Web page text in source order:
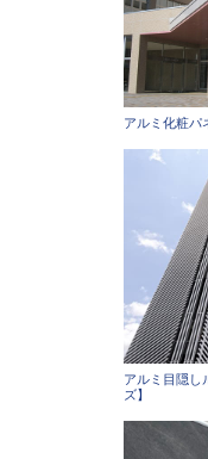
アルミ化粧パ
アルミ目隠し
ズ】